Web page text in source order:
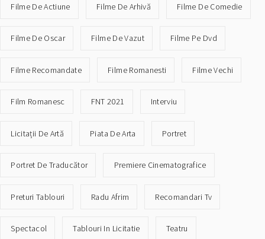
Filme De Actiune Filme De Arhivă Filme De Comedie
Filme De Oscar Filme De Vazut Filme Pe Dvd
Filme Recomandate Filme Romanesti Filme Vechi
Film Romanesc FNT 2021 Interviu
Licitații De Artă Piata De Arta Portret
Portret De Traducător Premiere Cinematografice
Preturi Tablouri Radu Afrim Recomandari Tv
Spectacol Tablouri In Licitatie Teatru